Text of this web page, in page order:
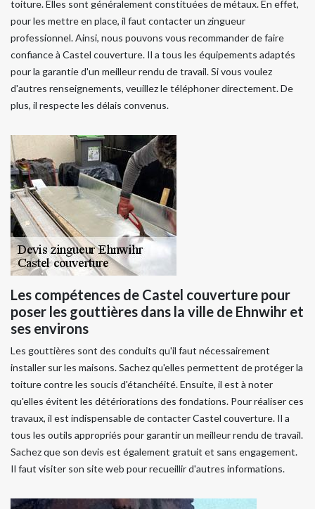
toiture. Elles sont généralement constituées de métaux. En effet,
pour les mettre en place, il faut contacter un zingueur
professionnel. Ainsi, nous pouvons vous recommander de faire
confiance à Castel couverture. Il a tous les équipements adaptés
pour la garantie d'un meilleur rendu de travail. Si vous voulez
d'autres renseignements, veuillez le téléphoner directement. De
plus, il respecte les délais convenus.
Les compétences de Castel couverture pour
poser les gouttières dans la ville de Ehnwihr et
ses environs
Les gouttières sont des conduits qu'il faut nécessairement
installer sur les maisons. Sachez qu'elles permettent de protéger la
toiture contre les soucis d'étanchéité. Ensuite, il est à noter
qu'elles évitent les détériorations des fondations. Pour réaliser ces
travaux, il est indispensable de contacter Castel couverture. Il a
tous les outils appropriés pour garantir un meilleur rendu de travail.
Sachez que son devis est également gratuit et sans engagement.
Il faut visiter son site web pour recueillir d'autres informations.